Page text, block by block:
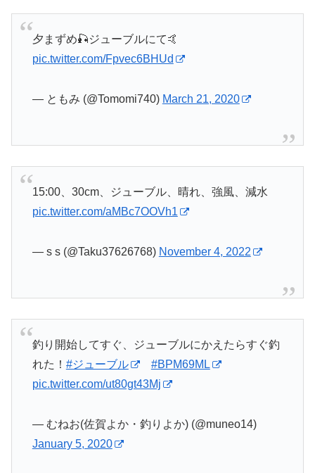
夕まずめ🎣ジューブルにて🤙
pic.twitter.com/Fpvec6BHUd
— ともみ (@Tomomi740) March 21, 2020
15:00、30cm、ジューブル、晴れ、強風、減水
pic.twitter.com/aMBc7OOVh1
— s s (@Taku37626768) November 4, 2022
釣り開始してすぐ、ジューブルにかえたらすぐ釣
れた！ #ジューブル
#BPM69ML
pic.twitter.com/ut80gt43Mj
— むねお(佐賀よか・釣りよか) (@muneo14)
January 5, 2020